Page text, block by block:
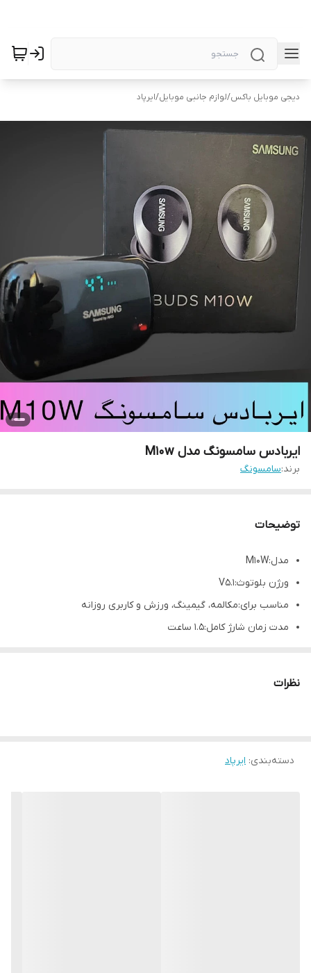
دیجی موبایل باکس/لوازم جانبی موبایل/ایرپاد
ایربادس سامسونگ مدل M10w
برند:سامسونگ
توضیحات
مدل:M10W
ورژن بلوتوث:V5.1
مناسب برای:مکالمه، گیمینگ، ورزش و کاربری روزانه
مدت زمان شارژ کامل:1.5 ساعت
نظرات
دسته‌بندی: ایرپاد